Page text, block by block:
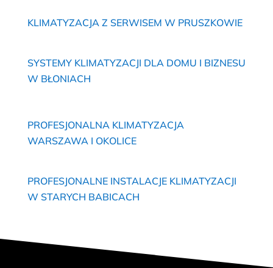
KLIMATYZACJA Z SERWISEM W PRUSZKOWIE
SYSTEMY KLIMATYZACJI DLA DOMU I BIZNESU
W BŁONIACH
PROFESJONALNA KLIMATYZACJA
WARSZAWA I OKOLICE
PROFESJONALNE INSTALACJE KLIMATYZACJI
W STARYCH BABICACH